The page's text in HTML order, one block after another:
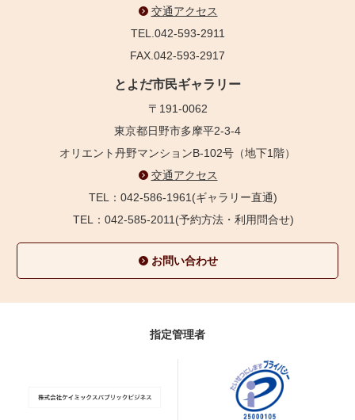
交通アクセス
TEL.042-593-2911
FAX.042-593-2917
とよだ市民ギャラリー
〒191-0062
東京都日野市多摩平2-3-4
オリエント丹野マンションB-102号（地下1階）
交通アクセス
TEL：042-586-1961(ギャラリー直通)
TEL：042-585-2011(予約方法・利用問合せ)
お問い合わせ
指定管理者